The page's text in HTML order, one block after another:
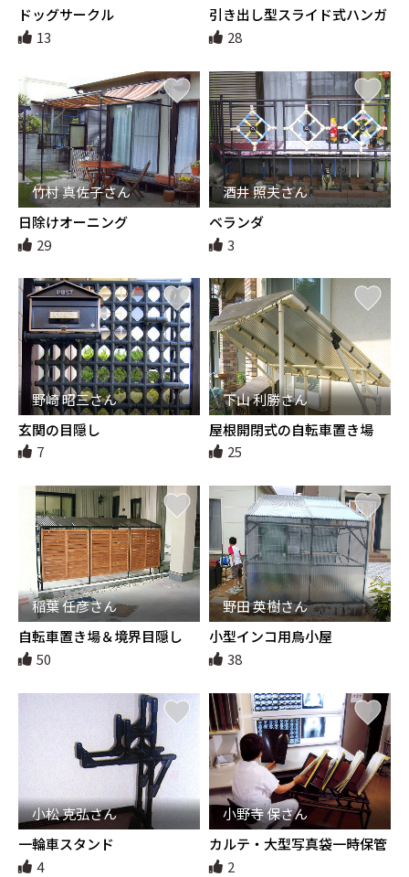
ドッグサークル
13
引き出し型スライド式ハンガ
ーつり
28
竹村 真佐子さん
日除けオーニング
29
酒井 照夫さん
ベランダ
3
野崎 昭三さん
玄関の目隠し
7
下山 利勝さん
屋根開閉式の自転車置き場
25
稲葉 任彦さん
自転車置き場＆境界目隠し
50
野田 英樹さん
小型インコ用鳥小屋
38
小松 克弘さん
一輪車スタンド
4
小野寺 保さん
カルテ・大型写真袋一時保管
カート
2